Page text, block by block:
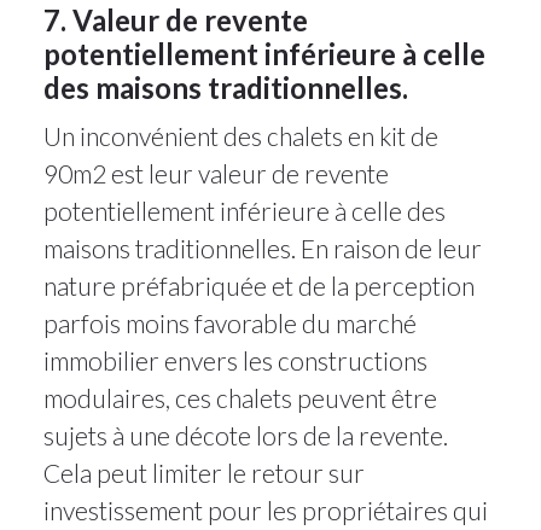
7. Valeur de revente
potentiellement inférieure à celle
des maisons traditionnelles.
Un inconvénient des chalets en kit de
90m2 est leur valeur de revente
potentiellement inférieure à celle des
maisons traditionnelles. En raison de leur
nature préfabriquée et de la perception
parfois moins favorable du marché
immobilier envers les constructions
modulaires, ces chalets peuvent être
sujets à une décote lors de la revente.
Cela peut limiter le retour sur
investissement pour les propriétaires qui